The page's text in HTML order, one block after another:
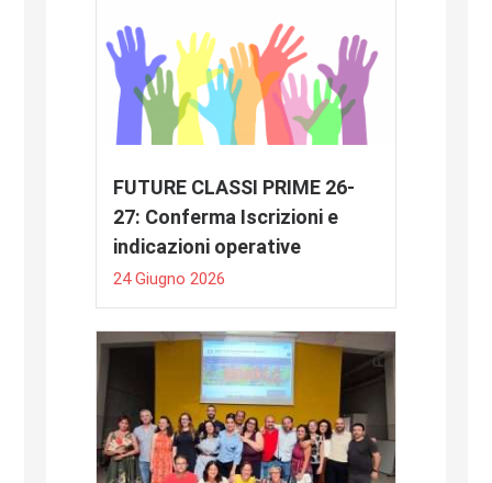
FUTURE CLASSI PRIME 26-
27: Conferma Iscrizioni e
indicazioni operative
24 Giugno 2026